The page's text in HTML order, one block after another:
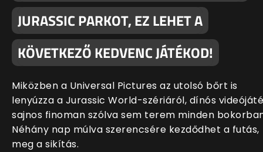
JURASSIC PARKOT, EZ LEHET A
KÖVETKEZŐ KEDVENC JÁTÉKOD!
Miközben a Universal Pictures az utolsó bőrt is
lenyúzza a Jurassic World-szériáról, dínós
sajnos finoman szólva sem terem minden
Néhány nap múlva szerencsére kezdődhet a futás,
meg a sikítás.